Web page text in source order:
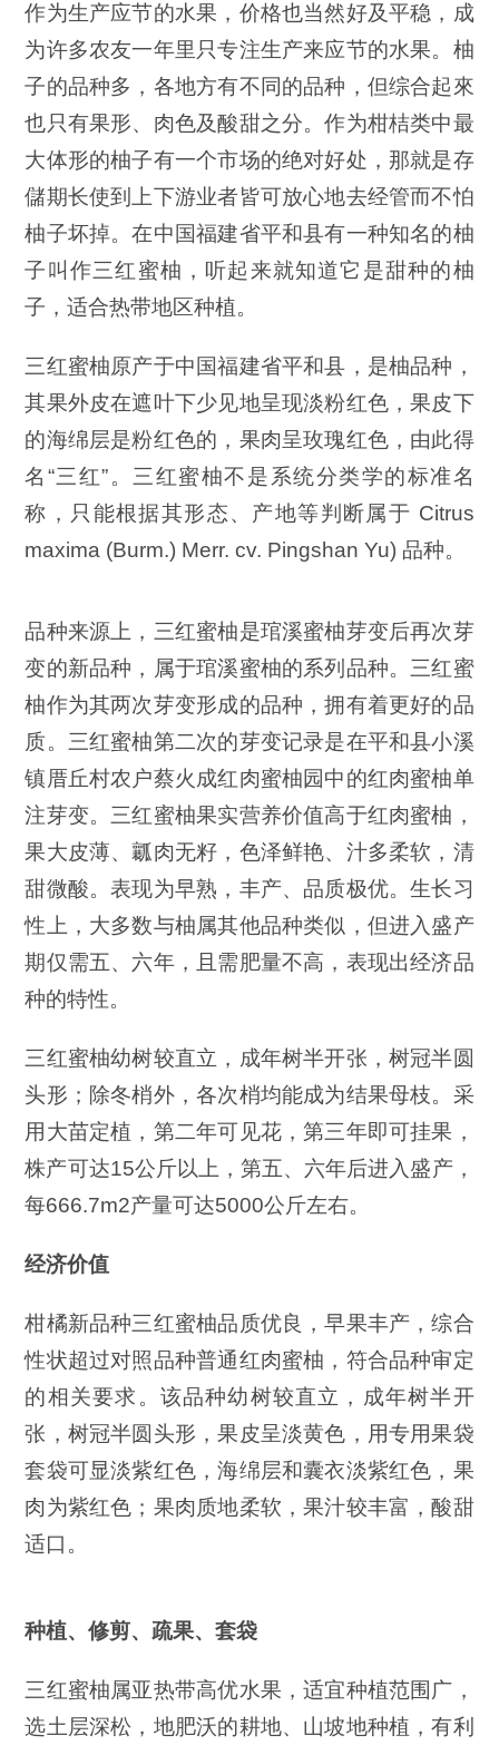
作为生产应节的水果，价格也当然好及平稳，成
为许多农友一年里只专注生产来应节的水果。柚
子的品种多，各地方有不同的品种，但综合起來
也只有果形、肉色及酸甜之分。作为柑桔类中最
大体形的柚子有一个市场的绝对好处，那就是存
儲期长使到上下游业者皆可放心地去经管而不怕
柚子坏掉。在中国福建省平和县有一种知名的柚
子叫作三红蜜柚，听起来就知道它是甜种的柚
子，适合热带地区种植。
三红蜜柚原产于中国福建省平和县，是柚品种，
其果外皮在遮叶下少见地呈现淡粉红色，果皮下
的海绵层是粉红色的，果肉呈玫瑰红色，由此得
名“三红”。三红蜜柚不是系统分类学的标准名
称，只能根据其形态、产地等判断属于 Citrus
maxima (Burm.) Merr. cv. Pingshan Yu) 品种。
品种来源上，三红蜜柚是琯溪蜜柚芽变后再次芽
变的新品种，属于琯溪蜜柚的系列品种。三红蜜
柚作为其两次芽变形成的品种，拥有着更好的品
质。三红蜜柚第二次的芽变记录是在平和县小溪
镇厝丘村农户蔡火成红肉蜜柚园中的红肉蜜柚单
注芽变。三红蜜柚果实营养价值高于红肉蜜柚，
果大皮薄、瓤肉无籽，色泽鲜艳、汁多柔软，清
甜微酸。表现为早熟，丰产、品质极优。生长习
性上，大多数与柚属其他品种类似，但进入盛产
期仅需五、六年，且需肥量不高，表现出经济品
种的特性。
三红蜜柚幼树较直立，成年树半开张，树冠半圆
头形；除冬梢外，各次梢均能成为结果母枝。采
用大苗定植，第二年可见花，第三年即可挂果，
株产可达15公斤以上，第五、六年后进入盛产，
每666.7m2产量可达5000公斤左右。
经济价值
柑橘新品种三红蜜柚品质优良，早果丰产，综合
性状超过对照品种普通红肉蜜柚，符合品种审定
的相关要求。该品种幼树较直立，成年树半开
张，树冠半圆头形，果皮呈淡黄色，用专用果袋
套袋可显淡紫红色，海绵层和囊衣淡紫红色，果
肉为紫红色；果肉质地柔软，果汁较丰富，酸甜
适口。
种植、修剪、疏果、套袋
三红蜜柚属亚热带高优水果，适宜种植范围广，
选土层深松，地肥沃的耕地、山坡地种植，有利